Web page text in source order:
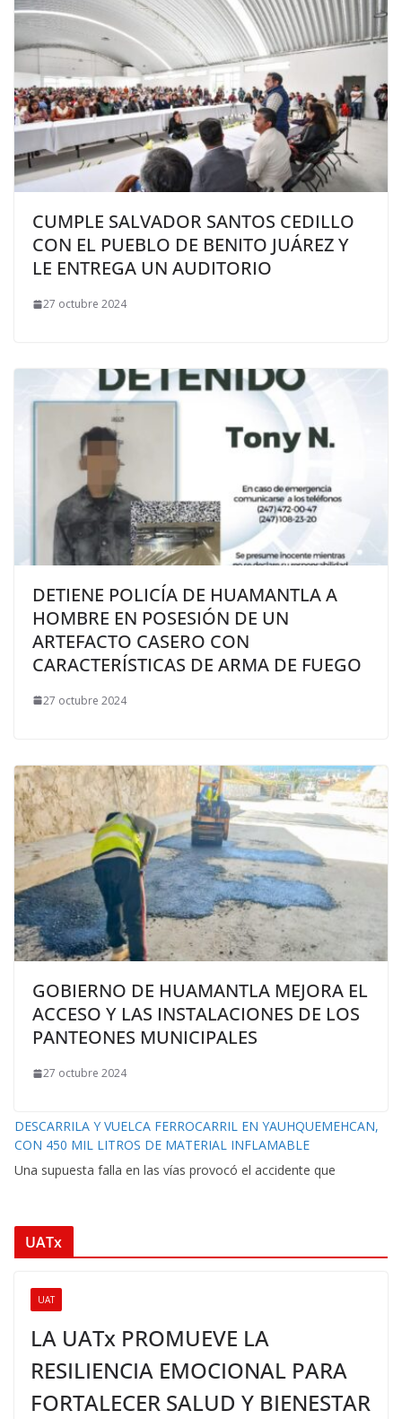
CUMPLE SALVADOR SANTOS CEDILLO
CON EL PUEBLO DE BENITO JUÁREZ Y
LE ENTREGA UN AUDITORIO
27 octubre 2024
DETIENE POLICÍA DE HUAMANTLA A
HOMBRE EN POSESIÓN DE UN
ARTEFACTO CASERO CON
CARACTERÍSTICAS DE ARMA DE FUEGO
27 octubre 2024
GOBIERNO DE HUAMANTLA MEJORA EL
ACCESO Y LAS INSTALACIONES DE LOS
PANTEONES MUNICIPALES
27 octubre 2024
DESCARRILA Y VUELCA FERROCARRIL EN YAUHQUEMEHCAN,
CON 450 MIL LITROS DE MATERIAL INFLAMABLE
Una supuesta falla en las vías provocó el accidente que
UATx
UAT
LA UATx PROMUEVE LA
RESILIENCIA EMOCIONAL PARA
FORTALECER SALUD Y BIENESTAR